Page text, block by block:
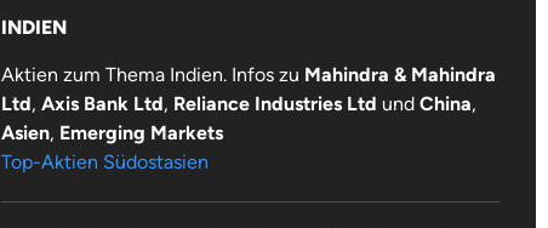
INDIEN
Aktien zum Thema Indien. Infos zu Mahindra & Mahindra
Ltd, Axis Bank Ltd, Reliance Industries Ltd und China,
Asien, Emerging Markets
Top-Aktien Südostasien